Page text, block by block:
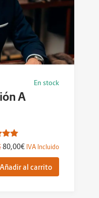
En stock
A
80,00€ IVA Incluido
Añadir al carrito